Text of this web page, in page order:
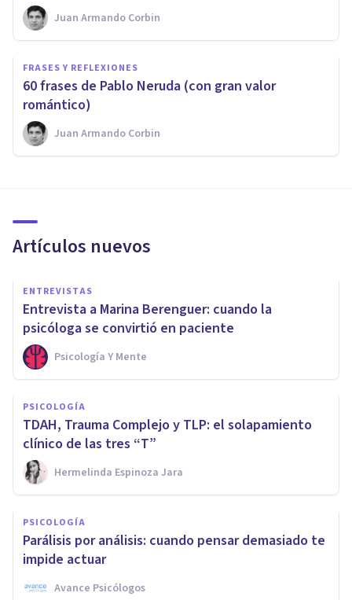
Juan Armando Corbin
FRASES Y REFLEXIONES
60 frases de Pablo Neruda (con gran valor
romántico)
Juan Armando Corbin
Artículos nuevos
ENTREVISTAS
Entrevista a Marina Berenguer: cuando la
psicóloga se convirtió en paciente
Psicología Y Mente
PSICOLOGÍA
TDAH, Trauma Complejo y TLP: el solapamiento
clínico de las tres “T”
Hermelinda Espinoza Jara
PSICOLOGÍA
Parálisis por análisis: cuando pensar demasiado te
impide actuar
Avance Psicólogos